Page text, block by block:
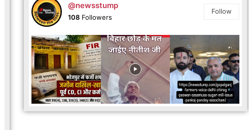
@newsstump
108 Followers
Follow